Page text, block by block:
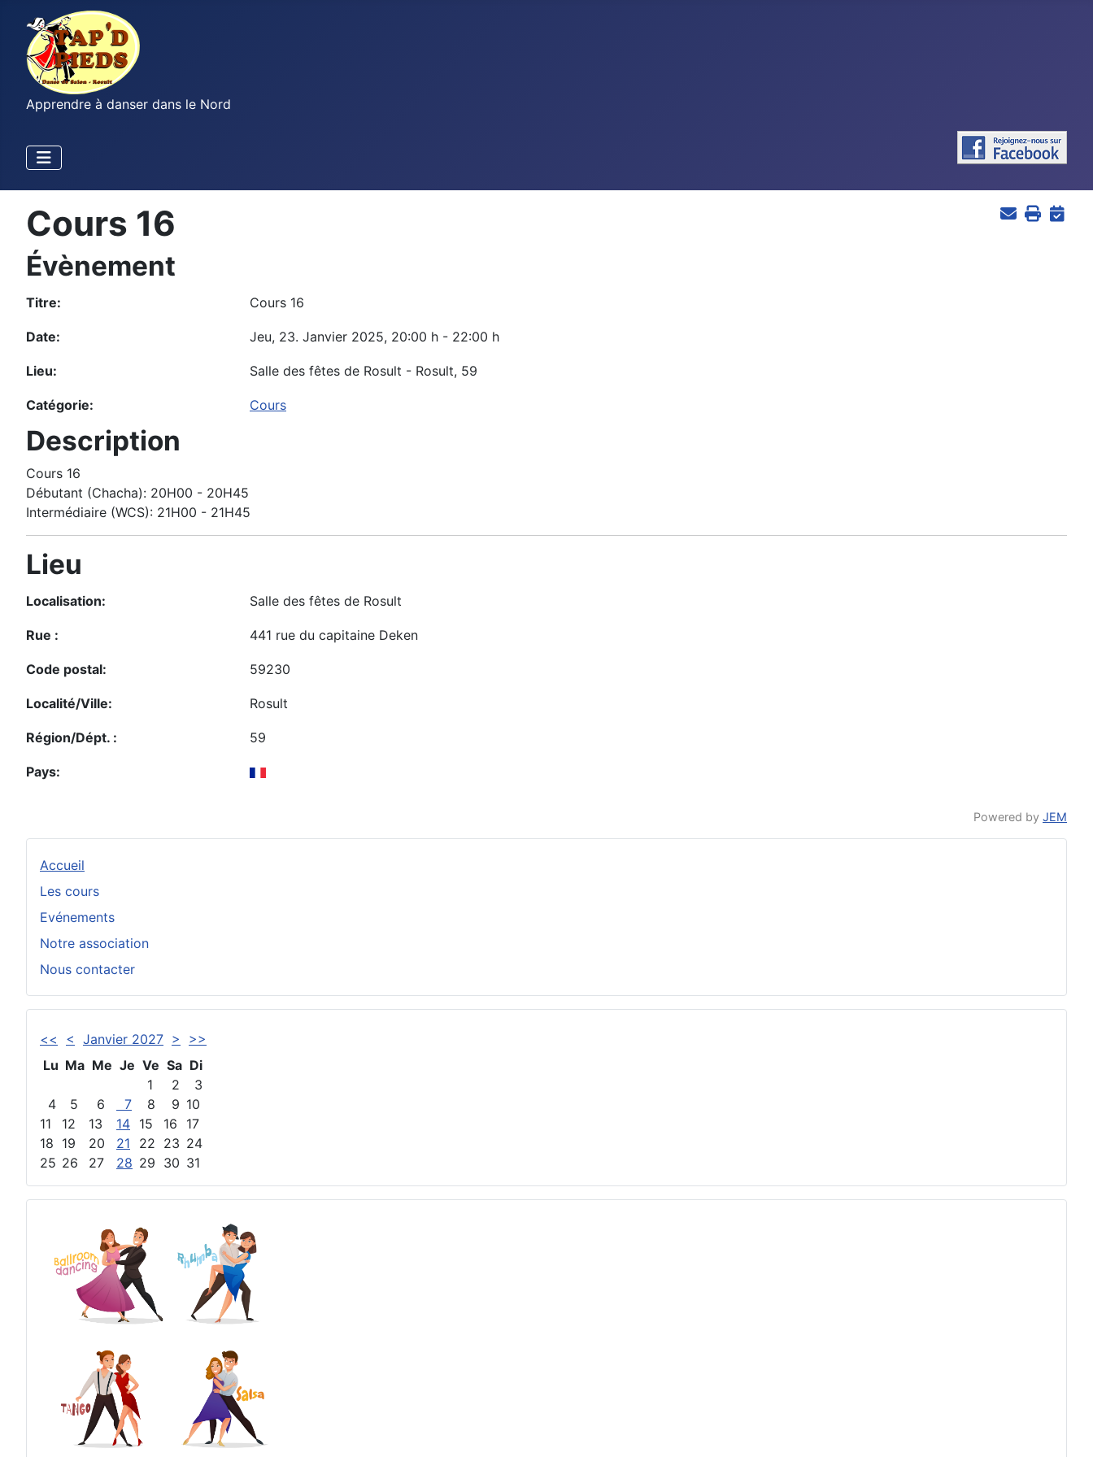
Apprendre à danser dans le Nord
Accueil
Les cours
Evénements
Notre association
Nous contacter
<< < Janvier 2027 >
>>
Lu Ma Me Je Ve Sa Di
1
2
3
4
5 6 7 8 9 10
11
12 13 14 15 16
17
18 19 20 21 22 23 24
25 26 27 28 29 30 31
Cours 16
Évènement
Titre: Cours 16
Date: Jeu, 23. Janvier 2025, 20:00 h - 22:00 h
Lieu: Salle des fêtes de Rosult - Rosult, 59
Catégorie: Cours
Description
Cours 16
Débutant (Chacha): 20H00 - 20H45
Intermédiaire (WCS): 21H00 - 21H45
Lieu
Localisation: Salle des fêtes de Rosult
Rue : 441 rue du capitaine Deken
Code postal: 59230
Localité/Ville: Rosult
Région/Dépt. : 59
Pays:
Powered by JEM